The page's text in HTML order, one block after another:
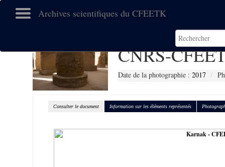
Archives scientifiques du CFEETK
CNRS-
Date de la photographie :2017
Consulter le document Information sur les éléments représentés